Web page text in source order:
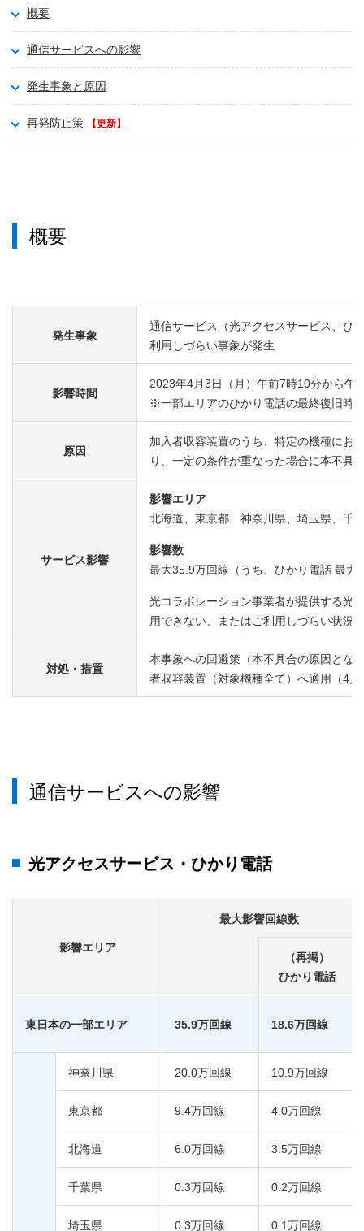
概要
通信サービスへの影響
発生事象と原因
再発防止策 【更新】
概要
発生事象
通信サービス（光アクセスサービス、ひ
利用しづらい事象が発生
影響時間
2023年4月3日（月）午前7時10分から午
※一部エリアのひかり電話の最終復旧時
原因
加入者収容装置のうち、特定の機種にお
り、一定の条件が重なった場合に本不具
サービス影響
影響エリア
北海道、東京都、神奈川県、埼玉県、千
影響数
最大35.9万回線（うち、ひかり電話 最大
光コラボレーション事業者が提供する光
用できない、またはご利用しづらい状況
対処・措置
本事象への回避策（本不具合の原因とな
者収容装置（対象機種全て）へ適用（4
通信サービスへの影響
光アクセスサービス・ひかり電話
影響エリア
最大影響回線数
（再掲）
ひかり電話
東日本の一部エリア 35.9万回線 18.6万回線
神奈川県 20.0万回線 10.9万回線
東京都 9.4万回線 4.0万回線
北海道 6.0万回線 3.5万回線
千葉県 0.3万回線 0.2万回線
埼玉県 0.3万回線 0.1万回線